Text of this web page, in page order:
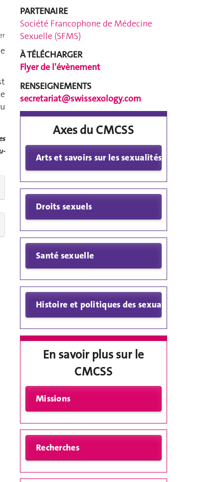
PARTENAIRE
Société Francophone de Médecine
Sexuelle (SFMS)
À TÉLÉCHARGER
Flyer de l'évènement
RENSEIGNEMENTS
secretariat@swissexology.com
Axes du CMCSS
En savoir plus sur le
CMCSS